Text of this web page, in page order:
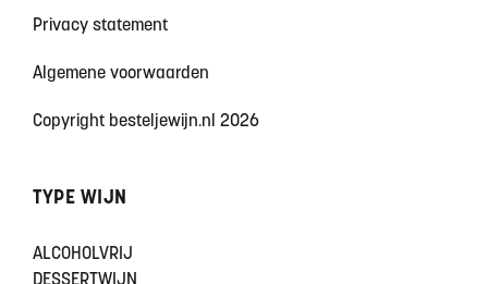
Privacy statement
Algemene voorwaarden
Copyright besteljewijn.nl 2026
TYPE WIJN
ALCOHOLVRIJ